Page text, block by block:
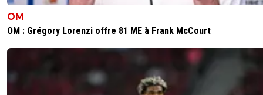
OM
OM : Grégory Lorenzi offre 81 ME à Frank McCourt